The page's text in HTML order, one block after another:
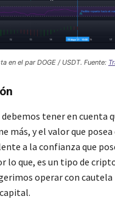
en el par DOGE / USDT. Fuente:
tener en cuenta
más, y el valor que
a la confianza que
lo que, es un tipo de
operar con